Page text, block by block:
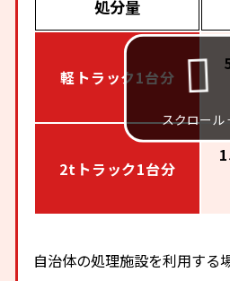
処分量
軽トラック1台分
2tトラック1台分
自治体の処理施設を利用する